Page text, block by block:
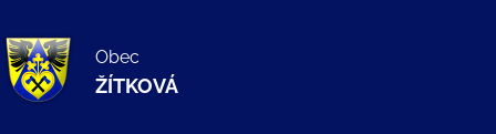
Obec
ŽÍTKOVÁ